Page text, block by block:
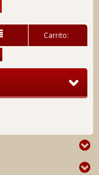
Carrito: